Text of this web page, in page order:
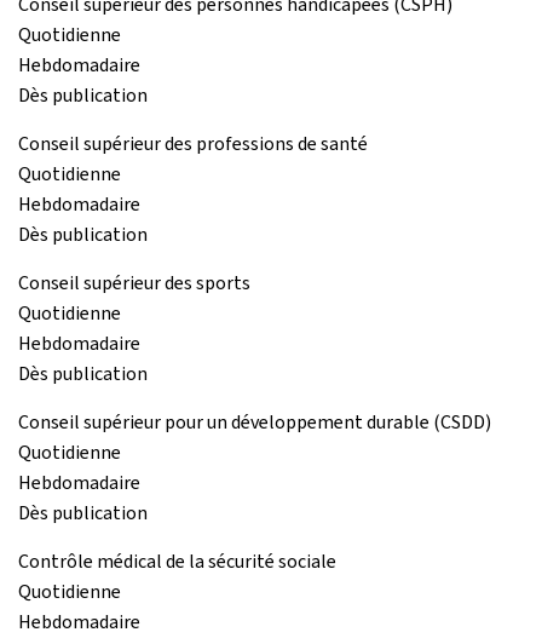
Quotidienne
Hebdomadaire
Dès publication
Conseil supérieur des professions de santé
Quotidienne
Hebdomadaire
Dès publication
Conseil supérieur des sports
Quotidienne
Hebdomadaire
Dès publication
Conseil supérieur pour un développement durable (CSDD)
Quotidienne
Hebdomadaire
Dès publication
Contrôle médical de la sécurité sociale
Quotidienne
Hebdomadaire